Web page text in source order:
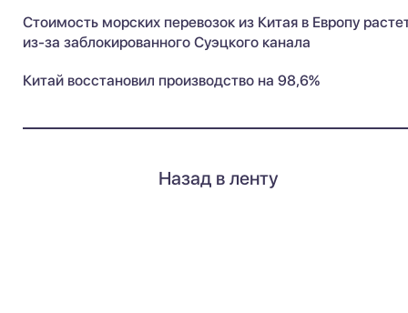
Стоимость морских перевозок из Китая в Европу
из-за заблокированного Суэцкого канала
Китай восстановил производство на 98,6%
Назад в ленту